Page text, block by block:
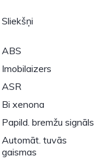
Sliekšņi
ABS
Imobilaizers
ASR
Bi xenona
Papild. bremžu signāls
Automāt. tuvās
gaismas